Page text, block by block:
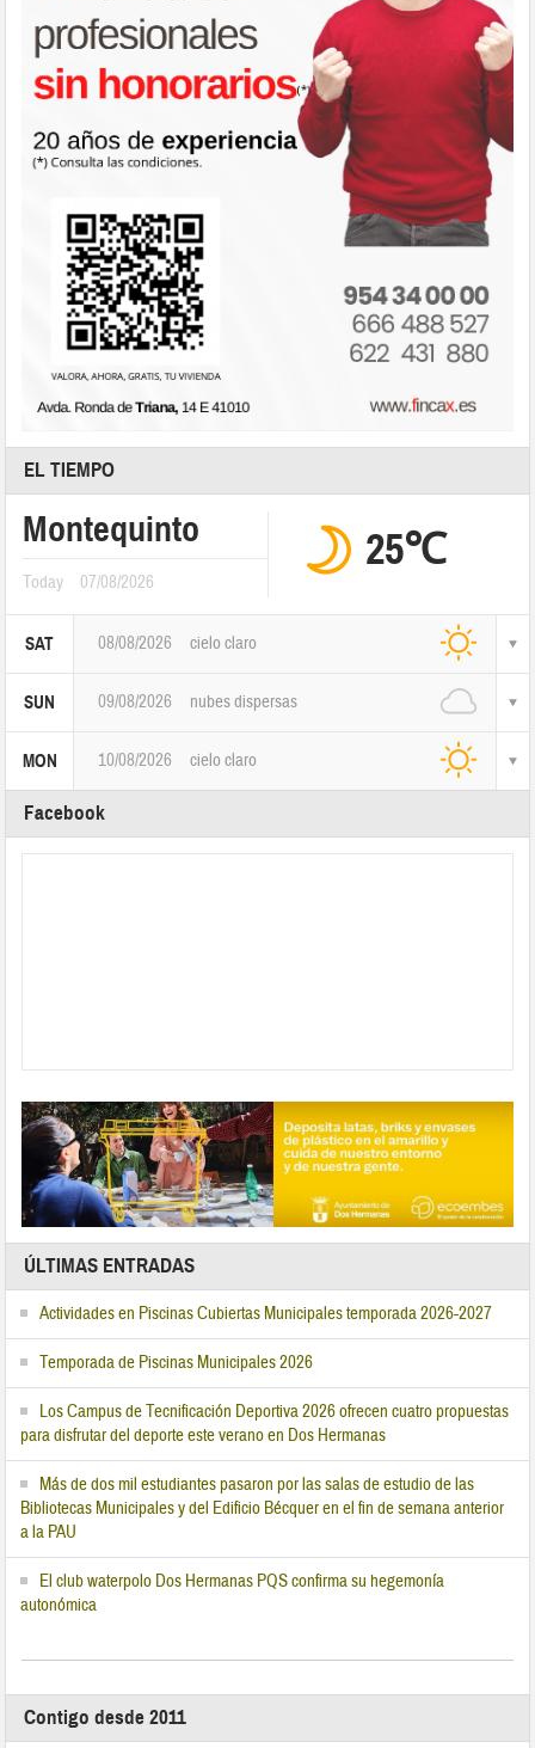
EL TIEMPO
Montequinto
Today 07/08/2026
25℃
SAT 08/08/2026 cielo claro
SUN 09/08/2026 nubes dispersas
MON 10/08/2026 cielo claro
Facebook
ÚLTIMAS ENTRADAS
Actividades en Piscinas Cubiertas Municipales temporada 2026-2027
Temporada de Piscinas Municipales 2026
Los Campus de Tecnificación Deportiva 2026 ofrecen cuatro propuestas
para disfrutar del deporte este verano en Dos Hermanas
Más de dos mil estudiantes pasaron por las salas de estudio de las
Bibliotecas Municipales y del Edificio Bécquer en el fin de semana anterior
a la PAU
El club waterpolo Dos Hermanas PQS confirma su hegemonía
autonómica
Contigo desde 2011